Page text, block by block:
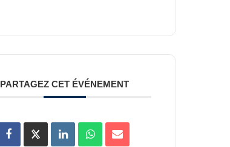
PARTAGEZ CET ÉVÉNEMENT